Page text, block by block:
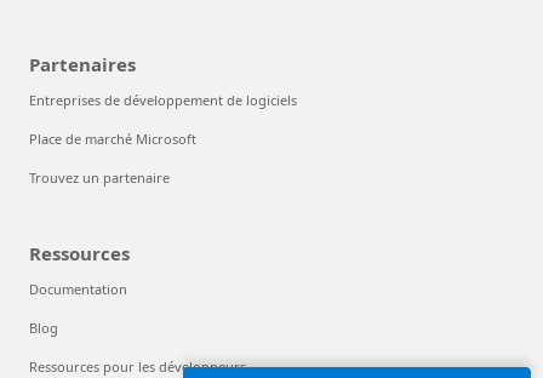
Partenaires
Entreprises de développement de logiciels
Place de marché Microsoft
Trouvez un partenaire
Ressources
Documentation
Blog
Ressources pour les développeurs